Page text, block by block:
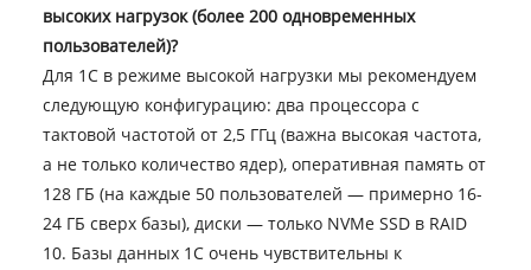
высоких нагрузок (более 200 одновременных
пользователей)?
Для 1С в режиме высокой нагрузки мы рекомендуем
следующую конфигурацию: два процессора с
тактовой частотой от 2,5 ГГц (важна высокая частота,
а не только количество ядер), оперативная память от
128 ГБ (на каждые 50 пользователей — примерно 16-
24 ГБ сверх базы), диски — только NVMe SSD в RAID
10. Базы данных 1С очень чувствительны к